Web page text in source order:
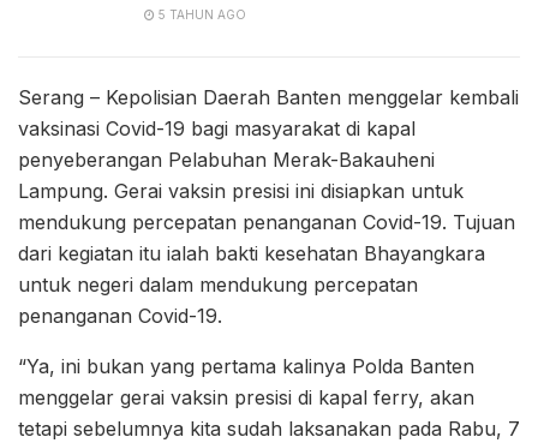
5 TAHUN AGO
Serang – Kepolisian Daerah Banten menggelar kembali
vaksinasi Covid-19 bagi masyarakat di kapal
penyeberangan Pelabuhan Merak-Bakauheni
Lampung. Gerai vaksin presisi ini disiapkan untuk
mendukung percepatan penanganan Covid-19. Tujuan
dari kegiatan itu ialah bakti kesehatan Bhayangkara
untuk negeri dalam mendukung percepatan
penanganan Covid-19.
“Ya, ini bukan yang pertama kalinya Polda Banten
menggelar gerai vaksin presisi di kapal ferry, akan
tetapi sebelumnya kita sudah laksanakan pada Rabu, 7